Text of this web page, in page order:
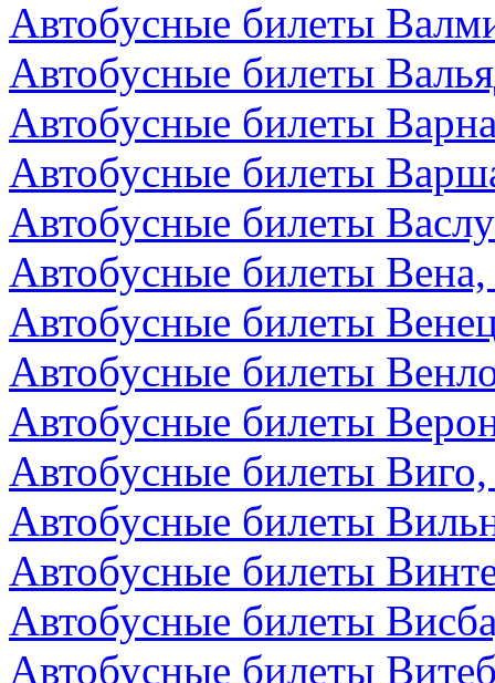
Автобусные билеты
Автобусные билеты
Автобусные билеты
Автобусные билеты
Автобусные билеты
Автобусные билеты
Автобусные билеты
Автобусные билеты
Автобусные билеты
Автобусные билеты
Автобусные билеты
Автобусные билеты
Автобусные билеты
Автобусные билеты